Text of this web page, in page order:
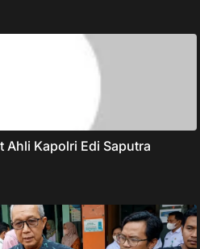
Ahli Kapolri Edi Saputra